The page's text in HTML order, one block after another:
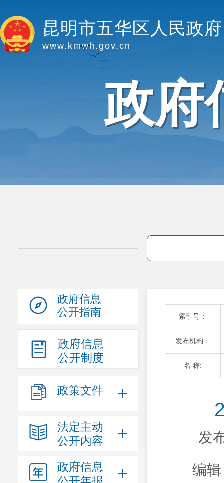
昆明市五华区人民政府
www.kmwh.gov.cn
政府
政府信息
公开指南
政府信息
公开制度
政策文件
法定主动
公开内容
政府信息
索引号：
发布机构：
名 称:
发
编